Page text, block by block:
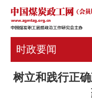
时政要闻
树立和践行正